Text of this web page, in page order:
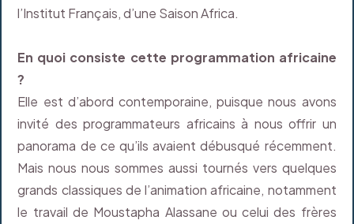
l’Institut Français, d’une Saison Africa.
En quoi consiste cette programmation africaine
?
Elle est d’abord contemporaine, puisque nous avons
invité des programmateurs africains à nous offrir un
panorama de ce qu’ils avaient débusqué récemment.
Mais nous nous sommes aussi tournés vers quelques
grands classiques de l’animation africaine, notamment
le travail de Moustapha Alassane ou celui des frères